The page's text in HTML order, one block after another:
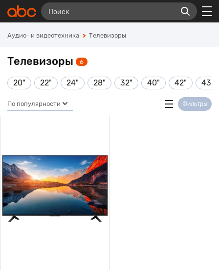
Аудио- и видеотехника Телевизоры
Телевизоры 6
20" 22" 24" 28" 32" 40" 42" 43"
По популярности Фильтры